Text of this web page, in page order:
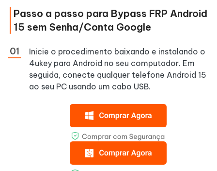
Passo a passo para Bypass FRP Android
15 sem Senha/Conta Google
Inicie o procedimento baixando e instalando o
4ukey para Android no seu computador. Em
seguida, conecte qualquer telefone Android 15
ao seu PC usando um cabo USB.